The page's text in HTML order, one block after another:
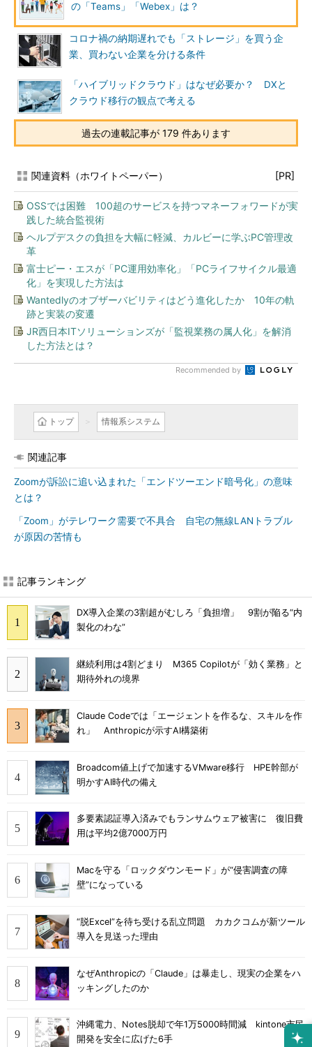
の「Teams」「Webex」は？
コロナ禍の納期遅れでも「ストレージ」を買う企
業、買わない企業を分ける条件
「ハイブリッドクラウド」はなぜ必要か？ DXと
クラウド移行の観点で考える
過去の連載記事が 179 件あります
関連資料（ホワイトペーパー） [PR]
OSSでは困難 100超のサービスを持つマネーフォワードが実
践した統合監視術
ヘルプデスクの負担を大幅に軽減、カルビーに学ぶPC管理改
革
富士ピー・エスが「PC運用効率化」「PCライフサイクル最適
化」を実現した方法は
Wantedlyのオブザーバビリティはどう進化したか 10年の軌
跡と実装の変遷
JR西日本ITソリューションズが「監視業務の属人化」を解消
した方法とは？
Recommended by
トップ 情報系システム
関連記事
Zoomが訴訟に追い込まれた「エンドツーエンド暗号化」の意味
とは？
「Zoom」がテレワーク需要で不具合 自宅の無線LANトラブル
が原因の苦情も
記事ランキング
DX導入企業の3割超がむしろ「負担増」 9割が陥る“内
製化のわな”
継続利用は4割どまり M365 Copilotが「効く業務」と
期待外れの境界
Claude Codeでは「エージェントを作るな、スキルを作
れ」 Anthropicが示すAI構築術
Broadcom値上げで加速するVMware移行 HPE幹部が
明かすAI時代の備え
多要素認証導入済みでもランサムウェア被害に 復旧費
用は平均2億7000万円
Macを守る「ロックダウンモード」が“侵害調査の障
壁”になっている
“脱Excel”を待ち受ける乱立問題 カカクコムが新ツール
導入を見送った理由
なぜAnthropicの「Claude」は暴走し、現実の企業をハ
ッキングしたのか
沖縄電力、Notes脱却で年1万5000時間減 kintone市民
開発を安全に広げた6手